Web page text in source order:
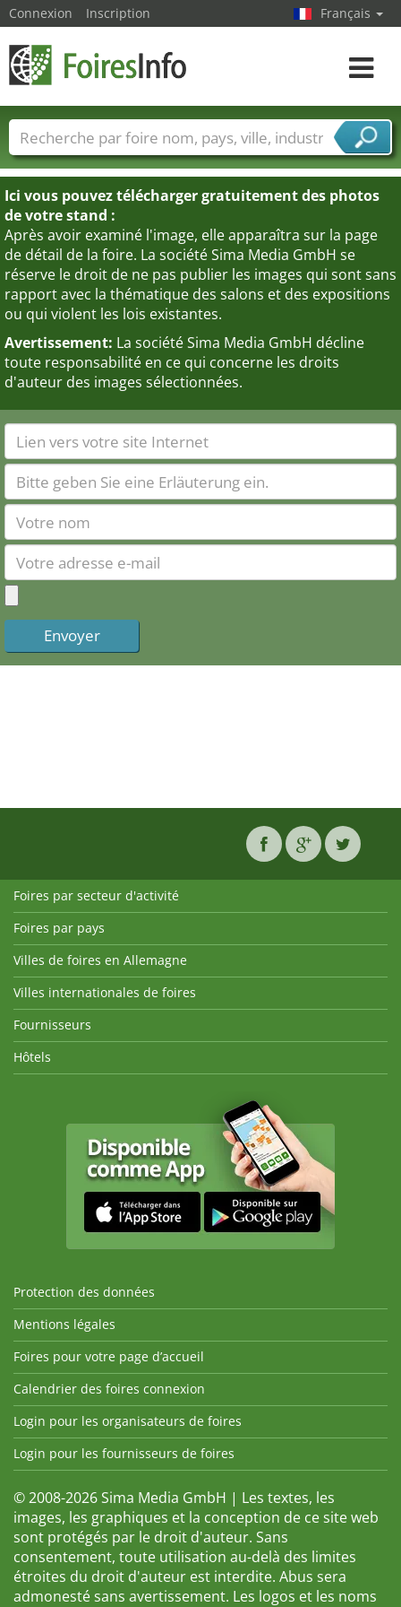
Ici vous pouvez télécharger gratuitement des photos
de votre stand :
Après avoir examiné l'image, elle apparaîtra sur la page
de détail de la foire. La société Sima Media GmbH se
réserve le droit de ne pas publier les images qui sont sans
rapport avec la thématique des salons et des expositions
ou qui violent les lois existantes.
Avertissement: La société Sima Media GmbH décline
toute responsabilité en ce qui concerne les droits
d'auteur des images sélectionnées.
Connexion Inscription Français
Toggle
Foire noms Pays Villes
Secteurs de foire
Secteurs du fournisseur de services
Foires par secteur d'activité
Foires par pays
Villes de foires en Allemagne
Villes internationales de foires
Fournisseurs
Hôtels
Protection des données
Mentions légales
Foires pour votre page d’accueil
Calendrier des foires connexion
Login pour les organisateurs de foires
Login pour les fournisseurs de foires
© 2008-2026 Sima Media GmbH | Les textes, les
images, les graphiques et la conception de ce site web
sont protégés par le droit d'auteur. Sans
consentement, toute utilisation au-delà des limites
étroites du droit d'auteur est interdite. Abus sera
admonesté sans avertissement. Les logos et les noms